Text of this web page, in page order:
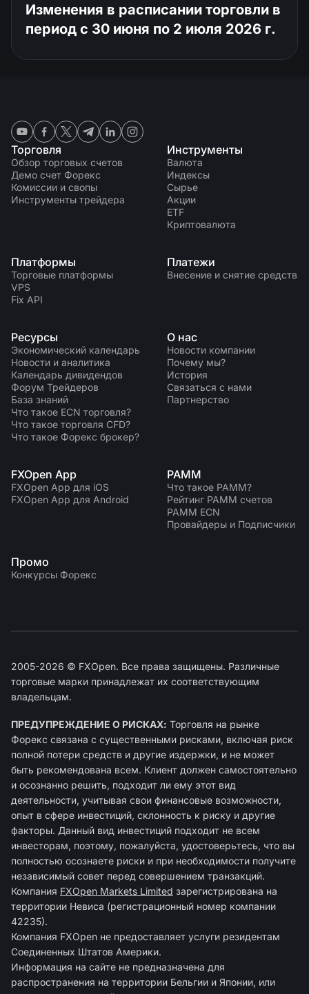
Изменения в расписании торговли в
период с 30 июня по 2 июля 2026 г.
Торговля
Обзор торговых счетов
Демо счет Форекс
Комиссии и свопы
Инструменты трейдера
Инструменты
Валюта
Индексы
Сырье
Акции
ETF
Криптовалюта
Платформы
Торговые платформы
VPS
Fix API
Платежи
Внесение и снятие средств
Ресурсы
Экономический календарь
Новости и аналитика
Календарь дивидендов
Форум Трейдеров
База знаний
Что такое ECN торговля?
Что такое торговля CFD?
Что такое Форекс брокер?
О нас
Новости компании
Почему мы?
История
Связаться с нами
Партнерство
FXOpen App
FXOpen App для iOS
FXOpen App для Android
PAMM
Что такое PAMM?
Рейтинг PAMM счетов
PAMM ECN
Провайдеры и Подписчики
Промо
Конкурсы Форекс
2005-2026 © FXOpen. Все права защищены. Различные
торговые марки принадлежат их соответствующим
владельцам.
ПРЕДУПРЕЖДЕНИЕ О РИСКАХ: Торговля на рынке
Форекс связана с существенными рисками, включая риск
полной потери средств и другие издержки, и не может
быть рекомендована всем. Клиент должен самостоятельно
и осознанно решить, подходит ли ему этот вид
деятельности, учитывая свои финансовые возможности,
опыт в сфере инвестиций, склонность к риску и другие
факторы. Данный вид инвестиций подходит не всем
инвесторам, поэтому, пожалуйста, удостоверьтесь, что вы
полностью осознаете риски и при необходимости получите
независимый совет перед совершением транзакций.
Компания FXOpen Markets Limited зарегиcтрирована на
территории Невиса (регистрационный номер компании
42235).
Компания FXOpen не предоставляет услуги резидентам
Соединенных Штатов Америки.
Информация на сайте не предназначена для
распространения на территории Бельгии и Японии, или